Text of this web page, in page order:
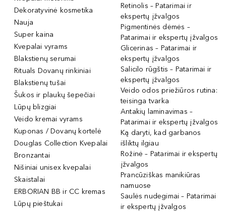
Dekoratyvinė kosmetika
Nauja
Super kaina
Kvepalai vyrams
Blakstienų serumai
Rituals Dovanų rinkiniai
Blakstienų tušai
Šukos ir plaukų šepečiai
Lūpų blizgiai
Veido kremai vyrams
Kuponas / Dovanų kortelė
Douglas Collection Kvepalai
Bronzantai
Nišiniai unisex kvepalai
Skaistalai
ERBORIAN BB ir CC kremas
Lūpų pieštukai
Retinolis – Patarimai ir
ekspertų įžvalgos
Pigmentinės dėmės –
Patarimai ir ekspertų įžvalgos
Glicerinas – Patarimai ir
ekspertų įžvalgos
Salicilo rūgštis – Patarimai ir
ekspertų įžvalgos
Veido odos priežiūros rutina:
teisinga tvarka
Antakių laminavimas –
Patarimai ir ekspertų įžvalgos
Ką daryti, kad garbanos
išliktų ilgiau
Rožinė – Patarimai ir ekspertų
įžvalgos
Prancūziškas manikiūras
namuose
Saulės nudegimai – Patarimai
ir ekspertų įžvalgos